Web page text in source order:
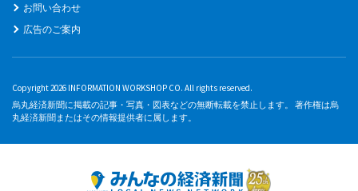
お問い合わせ
広告のご案内
Copyright 2026 INFORMATION WORKSHOP CO. All rights reserved.
烏丸経済新聞に掲載の記事・写真・図表などの無断転載を禁止します。 著作権は烏
丸経済新聞またはその情報提供者に属します。